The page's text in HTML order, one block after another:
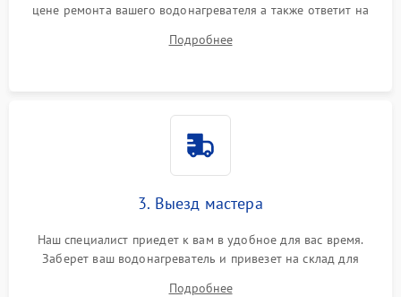
цене ремонта вашего водонагревателя а также ответит на
Подробнее
3. Выезд мастера
Наш специалист приедет к вам в удобное для вас время.
Заберет ваш водонагреватель и привезет на склад для
Подробнее